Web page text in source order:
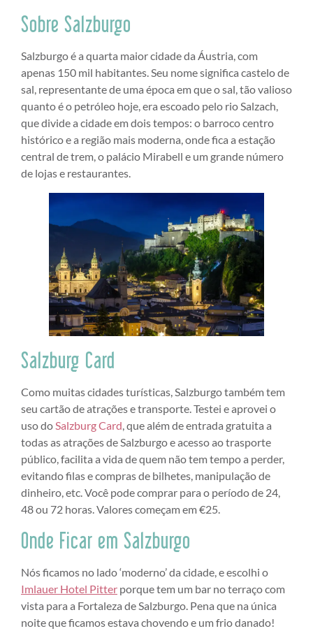
Sobre Salzburgo
Salzburgo é a quarta maior cidade da Áustria, com
apenas 150 mil habitantes. Seu nome significa castelo de
sal, representante de uma época em que o sal, tão valioso
quanto é o petróleo hoje, era escoado pelo rio Salzach,
que divide a cidade em dois tempos: o barroco centro
histórico e a região mais moderna, onde fica a estação
central de trem, o palácio Mirabell e um grande número
de lojas e restaurantes.
Salzburg Card
Como muitas cidades turísticas, Salzburgo também tem
seu cartão de atrações e transporte. Testei e aprovei o
uso do Salzburg Card , que além de entrada gratuita a
todas as atrações de Salzburgo e acesso ao trasporte
público, facilita a vida de quem não tem tempo a perder,
evitando filas e compras de bilhetes, manipulação de
dinheiro, etc. Você pode comprar para o período de 24,
48 ou 72 horas. Valores começam em €25.
Onde Ficar em Salzburgo
Nós ficamos no lado ‘moderno’ da cidade, e escolhi o
Imlauer Hotel Pitter porque tem um bar no terraço com
vista para a Fortaleza de Salzburgo. Pena que na única
noite que ficamos estava chovendo e um frio danado!